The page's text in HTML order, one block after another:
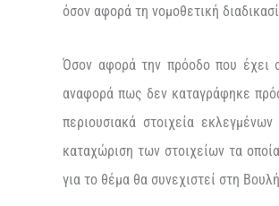
όσον αφορά τη νομοθετική
Όσον αφορά την πρόοδο που έχει
αναφορά πως δεν καταγράφηκε
περιουσιακά στοιχεία
καταχώριση των στοιχείων τα
για το θέμα θα συνεχιστεί στη